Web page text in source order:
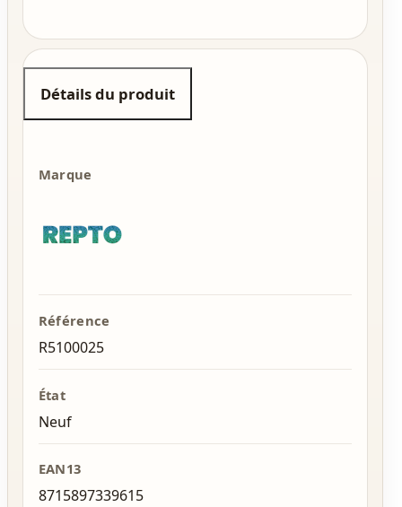
Détails du produit
Marque
Référence
R5100025
État
Neuf
EAN13
8715897339615